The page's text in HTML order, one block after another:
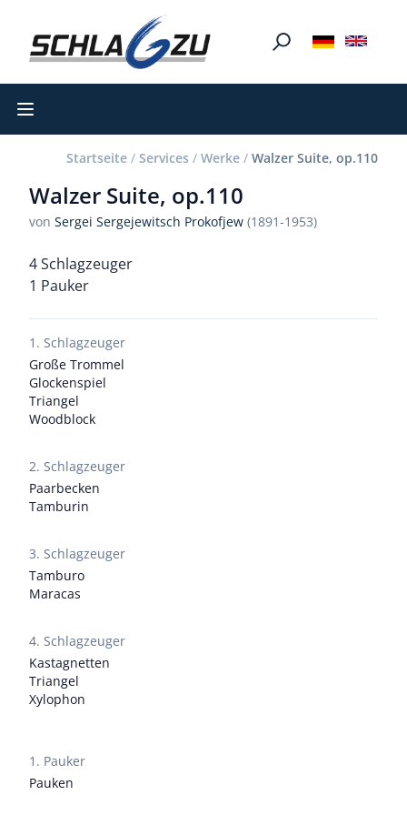
Open main menu
Startseite / Services / Werke / Walzer Suite, op.110
Walzer Suite, op.110
von Sergei Sergejewitsch Prokofjew (1891-1953)
4 Schlagzeuger
1 Pauker
1. Schlagzeuger
Große Trommel
Glockenspiel
Triangel
Woodblock
2. Schlagzeuger
Paarbecken
Tamburin
3. Schlagzeuger
Tamburo
Maracas
4. Schlagzeuger
Kastagnetten
Triangel
Xylophon
1. Pauker
Pauken